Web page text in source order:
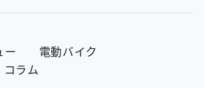
ー
電動バイク
コラム